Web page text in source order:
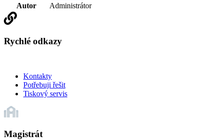
Autor
Administrátor
Rychlé odkazy
Kontakty
Potřebuji řešit
Tiskový servis
Magistrát